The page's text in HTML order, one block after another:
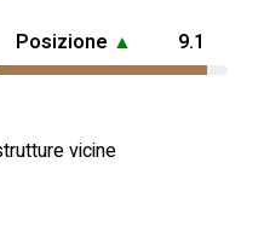
Posizione ▲ 9.1
vicine